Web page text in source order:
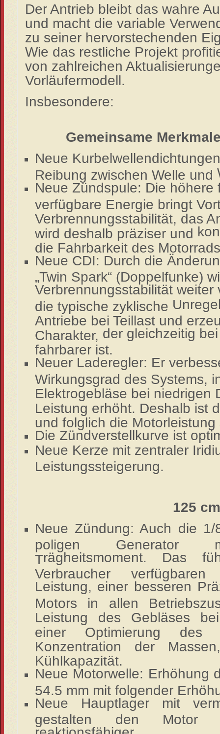
Der Antrieb bleibt das wahre
und macht die variable
zu seiner hervorstechenden
Wie das restliche Projekt
von zahlreichen
Vorläufermodell.
Insbesondere:
Gemeinsame
Neue
Reibung zwischen Welle und
Neue Zündspule: Die höhere
verfügbare Energie bringt
Verbrennungsstabilität, das
wird deshalb präziser und
die Fahrbarkeit des
Neue CDI: Durch die
„Twin Spark“ (Doppelfunke)
Verbrennungsstabilität
die typische zyklische
Antriebe bei Teillast und
Charakter, der gleichzeitig
fahrbarer ist.
Neuer Laderegler: Er
Wirkungsgrad des Systems,
Elektrogebläse bei niedrigen
Leistung erhöht. Deshalb ist
und folglich die Motorleistung
Die Zündverstellkurve ist
Neue Kerze mit zentraler
Leistungssteigerung.
125
Neue Zündung: Auch die
poligen Generator
Trägheitsmoment. Das
Verbraucher
Leistung, einer besseren
Motors in allen
Leistung des Gebläses
einer Optimierung
Konzentration der
Kühlkapazität.
Neue Motorwelle: Erhöhung
54.5 mm mit folgender
Neue Hauptlager mit
gestalten den Motor